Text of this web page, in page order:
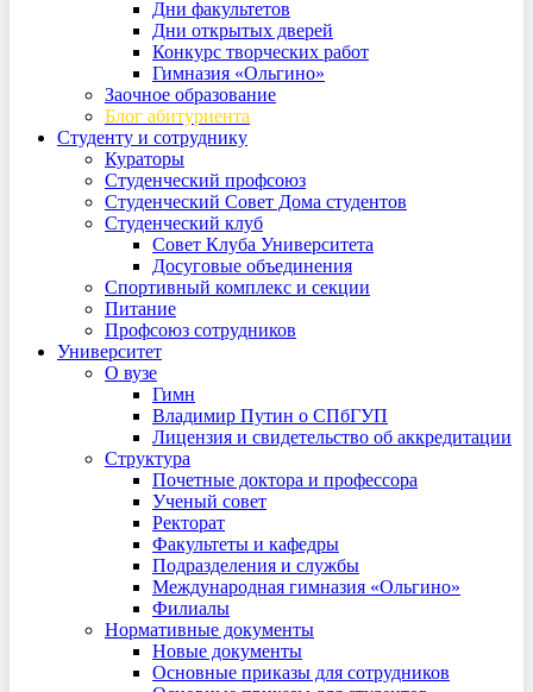
Дни факультетов
Дни открытых дверей
Конкурс творческих работ
Гимназия «Ольгино»
Заочное образование
Блог абитуриента
Студенту и сотруднику
Кураторы
Студенческий профсоюз
Студенческий Совет Дома студентов
Студенческий клуб
Совет Клуба Университета
Досуговые объединения
Спортивный комплекс и секции
Питание
Профсоюз сотрудников
Университет
О вузе
Гимн
Владимир Путин о СПбГУП
Лицензия и свидетельство об аккредитации
Структура
Почетные доктора и профессора
Ученый совет
Ректорат
Факультеты и кафедры
Подразделения и службы
Международная гимназия «Ольгино»
Филиалы
Нормативные документы
Новые документы
Основные приказы для сотрудников